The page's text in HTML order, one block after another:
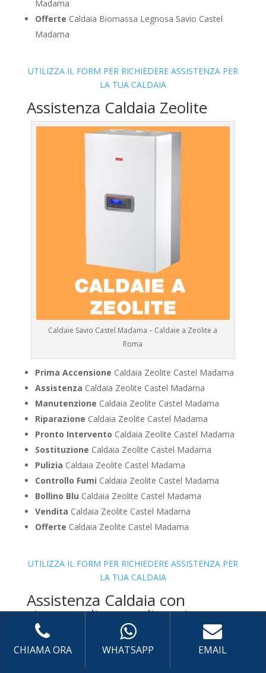
Madama
Offerte Caldaia Biomassa Legnosa Savio Castel
Madama
UTILIZZA IL FORM PER RICHIEDERE ASSISTENZA PER
LA TUA CALDAIA
Assistenza Caldaia Zeolite
Caldaie Savio Castel Madama – Caldaie a Zeolite a
Roma
Prima Accensione Caldaia Zeolite Castel Madama
Assistenza Caldaia Zeolite Castel Madama
Manutenzione Caldaia Zeolite Castel Madama
Riparazione Caldaia Zeolite Castel Madama
Pronto Intervento Caldaia Zeolite Castel Madama
Sostituzione Caldaia Zeolite Castel Madama
Pulizia Caldaia Zeolite Castel Madama
Controllo Fumi Caldaia Zeolite Castel Madama
Bollino Blu Caldaia Zeolite Castel Madama
Vendita Caldaia Zeolite Castel Madama
Offerte Caldaia Zeolite Castel Madama
UTILIZZA IL FORM PER RICHIEDERE ASSISTENZA PER
LA TUA CALDAIA
Assistenza Caldaia con
sistema di centralizzazione
Savio
CHIAMA ORA WHATSAPP EMAIL